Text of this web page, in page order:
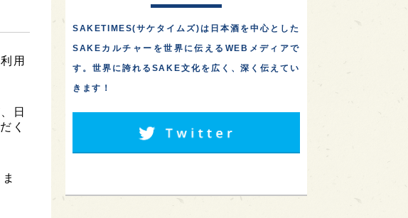
用
日
く
SAKETIMES(サケタイムズ)は日本酒を中心とした
SAKEカルチャーを世界に伝えるWEBメディアで
す。世界に誇れるSAKE文化を広く、深く伝えてい
きます！